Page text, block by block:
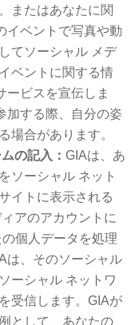
またはあなたに関
イベントで写真や動
てソーシャル メデ
ベントに関する情
ービスを宣伝しま
加する際、自分の姿
場合があります。
の記入： GIAは、あ
ソーシャル ネット
イトに表示される
アのアカウントに
個人データを処理
は、そのソーシャル
ーシャル ネットワ
受信します。GIAが
として、あなたの